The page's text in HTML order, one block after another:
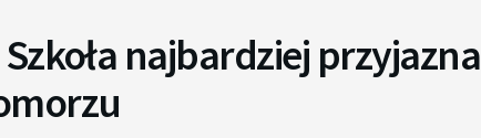
najbardziej przyjazna